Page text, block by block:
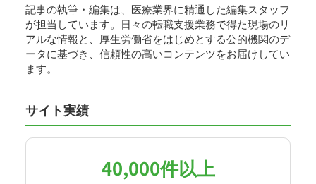
記事の執筆・編集は、医療業界に精通した編集スタッフ
が担当しています。日々の転職支援業務で得た現場のリ
アルな情報と、厚生労働省をはじめとする公的機関のデ
ータに基づき、信頼性の高いコンテンツをお届けしてい
ます。
サイト実績
40,000件以上